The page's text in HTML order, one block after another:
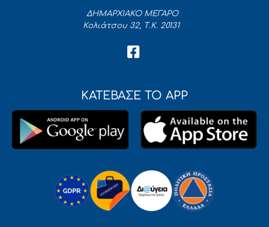
ΔΗΜΑΡΧΙΑΚΟ ΜΕΓΑΡΟ
Κολιάτσου 32, Τ.Κ. 20131
ΚΑΤΕΒΑΣΕ ΤΟ APP